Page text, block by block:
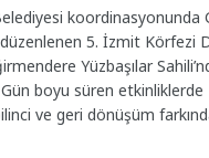
koordinasyonunda
5. İzmit Körfezi
Yüzbaşılar
boyu süren etkinliklerde
ve geri dönüşüm